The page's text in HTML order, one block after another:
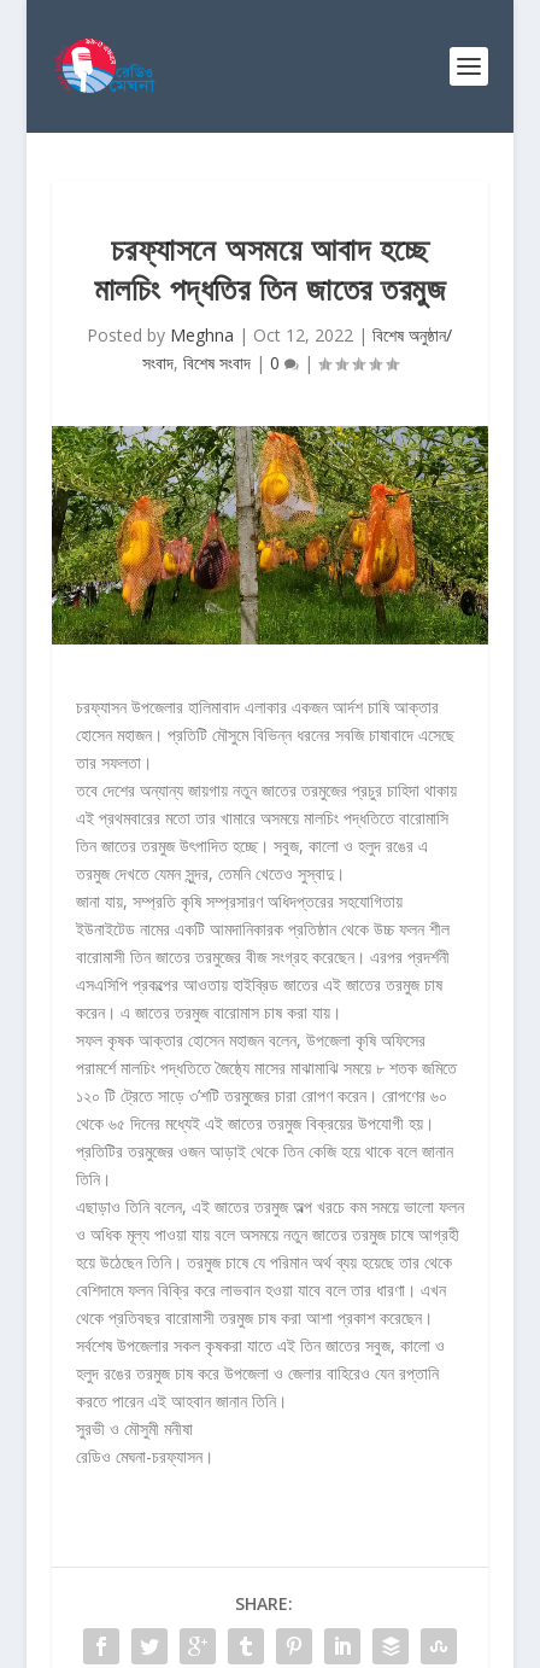
চরফ্যাসনে অসময়ে আবাদ হচ্ছে
মালচিং পদ্ধতির তিন জাতের তরমুজ
Posted by Meghna | Oct 12, 2022 |বিশেষ অনুষ্ঠান/
সংবাদ, বিশেষ সংবাদ| 0 |
চরফ্যাসন উপজেলার হালিমাবাদ এলাকার একজন আর্দশ চাষি আক্তার
হোসেন মহাজন। প্রতিটি মৌসুমে বিভিন্ন ধরনের সবজি চাষাবাদে এসেছে
তার সফলতা।
তবে দেশের অন্যান্য জায়গায় নতুন জাতের তরমুজের প্রচুর চাহিদা থাকায়
এই প্রথমবারের মতো তার খামারে অসময়ে মালচিং পদ্ধতিতে বারোমাসি
তিন জাতের তরমুজ উৎপাদিত হচ্ছে। সবুজ, কালো ও হলুদ রঙের এ
তরমুজ দেখতে যেমন সুন্দর, তেমনি খেতেও সুস্বাদু।
জানা যায়, সম্প্রতি কৃষি সম্প্রসারণ অধিদপ্তরের সহযোগিতায়
ইউনাইটেড নামের একটি আমদানিকারক প্রতিষ্ঠান থেকে উচ্চ ফলন শীল
বারোমাসী তিন জাতের তরমুজের বীজ সংগ্রহ করেছেন। এরপর প্রদর্শনী
এসএসিপি প্রকল্পের আওতায় হাইব্রিড জাতের এই জাতের তরমুজ চাষ
করেন। এ জাতের তরমুজ বারোমাস চাষ করা যায়।
সফল কৃষক আক্তার হোসেন মহাজন বলেন, উপজেলা কৃষি অফিসের
পরামর্শে মালচিং পদ্ধতিতে জৈষ্ঠ্যে মাসের মাঝামাঝি সময়ে ৮ শতক জমিতে
১২০ টি ট্রেতে সাড়ে ৩’শটি তরমুজের চারা রোপণ করেন। রোপণের ৬০
থেকে ৬৫ দিনের মধ্যেই এই জাতের তরমুজ বিক্রয়ের উপযোগী হয়।
প্রতিটির তরমুজের ওজন আড়াই থেকে তিন কেজি হয়ে থাকে বলে জানান
তিনি।
এছাড়াও তিনি বলেন, এই জাতের তরমুজ অল্প খরচে কম সময়ে ভালো ফলন
ও অধিক মূল্য পাওয়া যায় বলে অসময়ে নতুন জাতের তরমুজ চাষে আগ্রহী
হয়ে উঠেছেন তিনি। তরমুজ চাষে যে পরিমান অর্থ ব্যয় হয়েছে তার থেকে
বেশিদামে ফলন বিক্রি করে লাভবান হওয়া যাবে বলে তার ধারণা। এখন
থেকে প্রতিবছর বারোমাসী তরমুজ চাষ করা আশা প্রকাশ করেছেন।
সর্বশেষ উপজেলার সকল কৃষকরা যাতে এই তিন জাতের সবুজ, কালো ও
হলুদ রঙের তরমুজ চাষ করে উপজেলা ও জেলার বাহিরেও যেন রপ্তানি
করতে পারেন এই আহবান জানান তিনি।
সুরভী ও মৌসুমী মনীষা
রেডিও মেঘনা-চরফ্যাসন।
SHARE: